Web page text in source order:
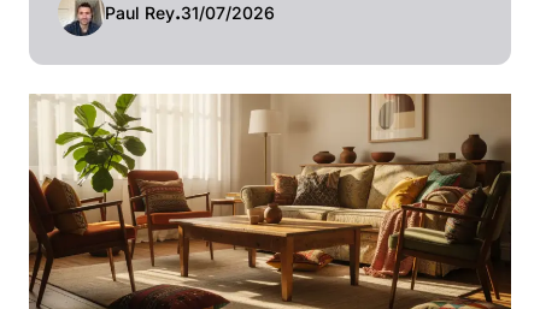
Paul Rey.31/07/2026